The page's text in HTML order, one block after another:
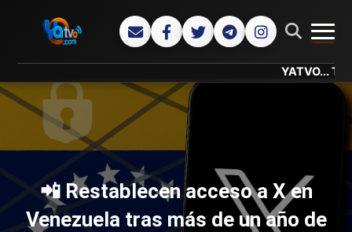
YATVO... Tu
📲 Restablecen acceso a X en
Venezuela tras más de un año de